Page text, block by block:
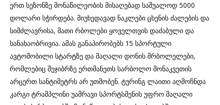
ერთ სეზონზე მონაწილეობის მისაღებად საშუალოდ 5000
დოლარი სჭირდება. მიუხედავად ნაკლები ცხენის ძალების და
სიმძლავრისა, მათი რბოლები ყოველთვის დაძაბული და
სანახაობრივია. ამას განაპირობებს 15 სპორტული
ავტომობილი სტარტზე და მაღალი დონის მრბოლელები,
რომლებიც შეჯიბრზე ერთმანეთს სარბოლო მონაკვეთის
არცერთ სანტიმეტრს არ უთმობენ. ტურინგ ლაითი აღმოჩნდა
კარგი ტრამპლინი უამრავი სპორტსმენის უფრო მაღალი